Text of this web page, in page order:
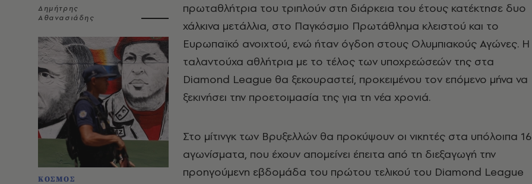
Δημήτρης
Αθανασιάδης
ΚΟΣΜΟΣ
πρωταθλήτρια του τριπλούν στη διάρκεια του έτους κατέκτησε δυο
χάλκινα μετάλλια, στο Παγκόσμιο Πρωτάθλημα κλειστού και το
Ευρωπαϊκό ανοιχτού, ενώ ήταν όγδοη στους Ολυμπιακούς Αγώνες. Η
ταλαντούχα αθλήτρια με το τέλος των υποχρεώσεών της στα
Diamond League θα ξεκουραστεί, προκειμένου τον επόμενο μήνα να
ξεκινήσει την προετοιμασία της για τη νέα χρονιά.
Στο μίτινγκ των Βρυξελλών θα προκύψουν οι νικητές στα υπόλοιπα 16
αγωνίσματα, που έχουν απομείνει έπειτα από τη διεξαγωγή την
προηγούμενη εβδομάδα του πρώτου τελικού του Diamond League